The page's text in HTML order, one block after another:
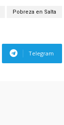
Pobreza en Salta
Telegram